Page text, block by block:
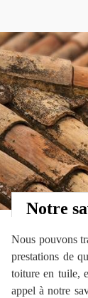
Notre
Nous pouvons
prestations de
toiture en tuile,
appel à notre